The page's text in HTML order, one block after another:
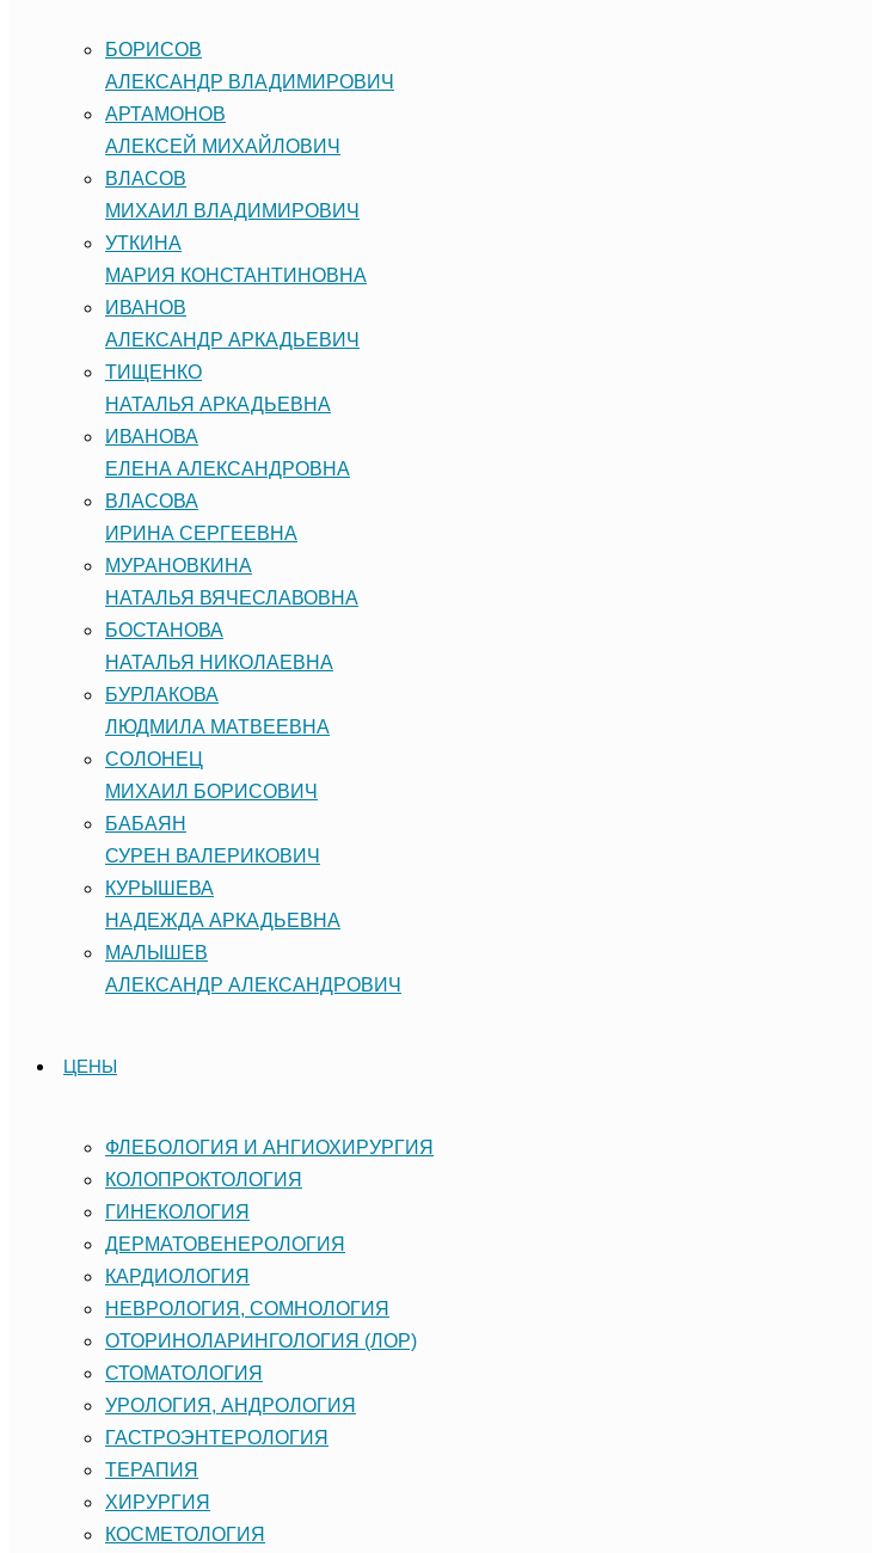
БОРИСОВ
АЛЕКСАНДР ВЛАДИМИРОВИЧ
АРТАМОНОВ
АЛЕКСЕЙ МИХАЙЛОВИЧ
ВЛАСОВ
МИХАИЛ ВЛАДИМИРОВИЧ
УТКИНА
МАРИЯ КОНСТАНТИНОВНА
ИВАНОВ
АЛЕКСАНДР АРКАДЬЕВИЧ
ТИЩЕНКО
НАТАЛЬЯ АРКАДЬЕВНА
ИВАНОВА
ЕЛЕНА АЛЕКСАНДРОВНА
ВЛАСОВА
ИРИНА СЕРГЕЕВНА
МУРАНОВКИНА
НАТАЛЬЯ ВЯЧЕСЛАВОВНА
БОСТАНОВА
НАТАЛЬЯ НИКОЛАЕВНА
БУРЛАКОВА
ЛЮДМИЛА МАТВЕЕВНА
СОЛОНЕЦ
МИХАИЛ БОРИСОВИЧ
БАБАЯН
СУРЕН ВАЛЕРИКОВИЧ
КУРЫШЕВА
НАДЕЖДА АРКАДЬЕВНА
МАЛЫШЕВ
АЛЕКСАНДР АЛЕКСАНДРОВИЧ
ЦЕНЫ
ФЛЕБОЛОГИЯ И АНГИОХИРУРГИЯ
КОЛОПРОКТОЛОГИЯ
ГИНЕКОЛОГИЯ
ДЕРМАТОВЕНЕРОЛОГИЯ
КАРДИОЛОГИЯ
НЕВРОЛОГИЯ, СОМНОЛОГИЯ
ОТОРИНОЛАРИНГОЛОГИЯ (ЛОР)
СТОМАТОЛОГИЯ
УРОЛОГИЯ, АНДРОЛОГИЯ
ГАСТРОЭНТЕРОЛОГИЯ
ТЕРАПИЯ
ХИРУРГИЯ
КОСМЕТОЛОГИЯ